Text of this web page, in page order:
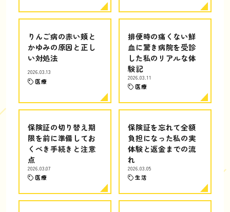
りんご病の赤い頬と
かゆみの原因と正し
い対処法
2026.03.13
医療
排便時の痛くない鮮
血に驚き病院を受診
した私のリアルな体
験記
2026.03.11
医療
保険証の切り替え期
限を前に準備してお
くべき手続きと注意
点
2026.03.07
医療
保険証を忘れて全額
負担になった私の実
体験と返金までの流
れ
2026.03.05
生活